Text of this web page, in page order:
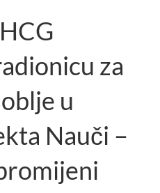
za
u
Nauči –